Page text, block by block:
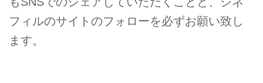
フィルのサイトのフォローを必ずお願い致し
ます。